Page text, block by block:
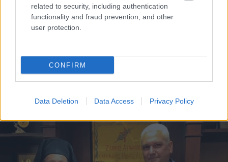
related to security, including authentication
functionality and fraud prevention, and other
user protection.
CONFIRM
Data Deletion Data Access Privacy Policy
Χρησιμοποιείς Google passkeys για τους κωδικούς σου;